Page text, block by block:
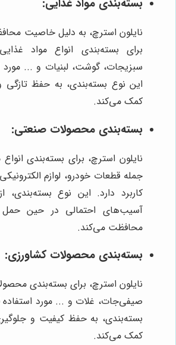
بسته‌بندی مواد غذایی:
نایلون استرچ، به دلیل خاصیت
برای بسته‌بندی انواع مواد
سبزیجات، گوشت، لبنیات و ... مورد
این نوع بسته‌بندی، به حفظ تازگی
کمک می‌کند.
بسته‌بندی محصولات صنعتی:
نایلون استرچ، برای بسته‌بندی
جمله قطعات خودرو، لوازم
کاربرد دارد. این نوع بسته‌بندی،
آسیب‌های احتمالی در حین حمل
محافظت می‌کند.
بسته‌بندی محصولات کشاورزی:
نایلون استرچ، برای بسته‌بندی
صیفی‌جات، غلات و ... مورد استفاده
بسته‌بندی، به حفظ کیفیت و
کمک می‌کند.